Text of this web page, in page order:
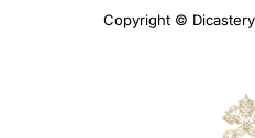
Copyright ©